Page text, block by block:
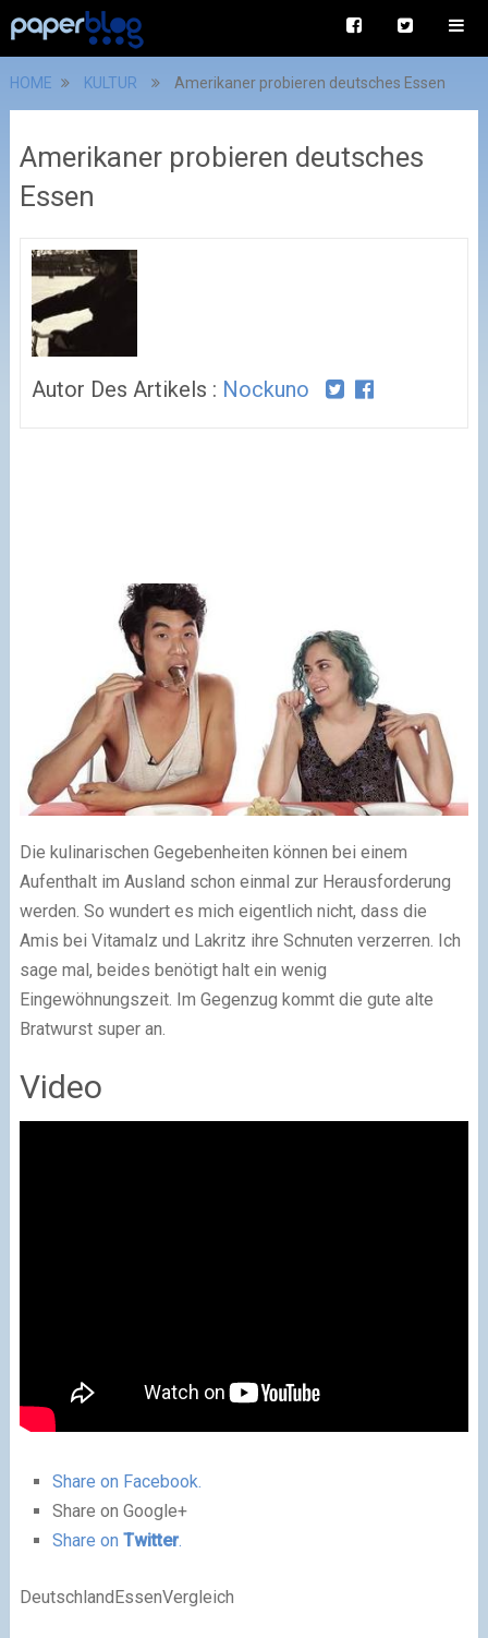
HOME KULTUR Amerikaner probieren deutsches Essen
Amerikaner probieren deutsches
Essen
Autor Des Artikels : Nockuno
Die kulinarischen Gegebenheiten können bei einem
Aufenthalt im Ausland schon einmal zur Herausforderung
werden. So wundert es mich eigentlich nicht, dass die
Amis bei Vitamalz und Lakritz ihre Schnuten verzerren. Ich
sage mal, beides benötigt halt ein wenig
Eingewöhnungszeit. Im Gegenzug kommt die gute alte
Bratwurst super an.
Video
Share on Facebook.
Share on Google+
Share on Twitter.
DeutschlandEssenVergleich